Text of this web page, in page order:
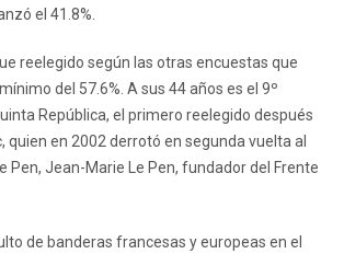
el 41.8%.
reelegido según las otras encuestas que
del 57.6%. A sus 44 años es el 9º
República, el primero reelegido después
quien en 2002 derrotó en segunda vuelta al
Pen, Jean-Marie Le Pen, fundador del Frente
de banderas francesas y europeas en el